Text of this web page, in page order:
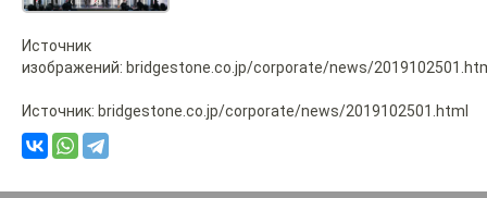
Источник
изображений: bridgestone.co.jp/corporate/news/
Источник: bridgestone.co.jp/corporate/news/2019102501.html